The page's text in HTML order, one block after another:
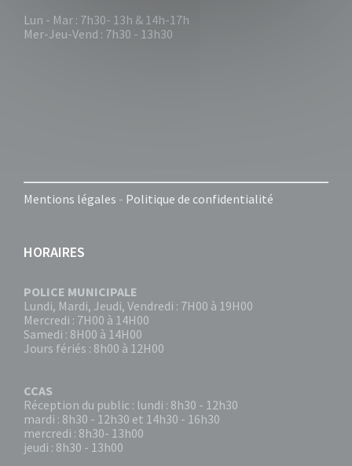
Lun - Mar : 7h30- 13h & 14h-17h
Mer-Jeu-Vend : 7h30 - 13h30
Mentions légales - Politique de confidentialité
HORAIRES
POLICE MUNICIPALE
Lundi, Mardi, Jeudi, Vendredi : 7H00 à 19H00
Mercredi : 7H00 à 14H00
Samedi : 8H00 à 14H00
Jours fériés : 8h00 à 12H00
CCAS
Réception du public : lundi : 8h30 - 12h30
mardi : 8h30 - 12h30 et 14h30 - 16h30
mercredi : 8h30- 13h00
jeudi : 8h30 - 13h00